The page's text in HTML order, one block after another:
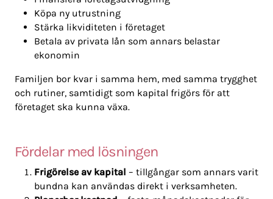
Köpa ny utrustning
Stärka likviditeten i företaget
Betala av privata lån som annars belastar
ekonomin
Familjen bor kvar i samma hem, med samma trygghet
och rutiner, samtidigt som kapital frigörs för att
företaget ska kunna växa.
Fördelar med lösningen
Frigörelse av kapital – tillgångar som annars varit
bundna kan användas direkt i verksamheten.